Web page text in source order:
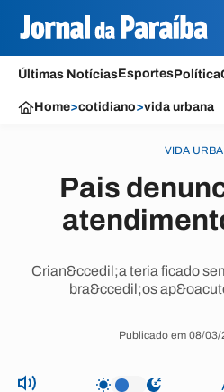
Últimas NotíciasEsportesPolítica
Home>cotidiano>vida urbana
VIDA
Pais
Crian&ccedil;a teria ficado
bra&ccedil;os
Publicado em 08/03/